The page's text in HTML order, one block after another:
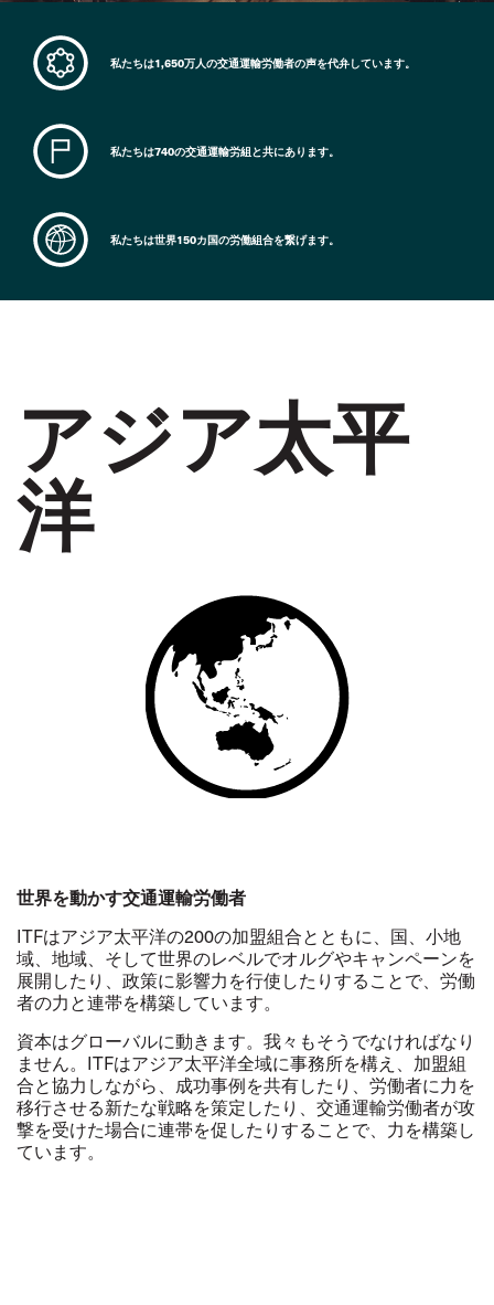
私たちは1,650万人の交通運輸労働者の声を代弁しています。
私たちは740の交通運輸労組と共にあります。
私たちは世界150カ国の労働組合を繋げます。
アジア太平
洋
世界を動かす交通運輸労働者
ITFはアジア太平洋の200の加盟組合とともに、国、小地
域、地域、そして世界のレベルでオルグやキャンペーンを
展開したり、政策に影響力を行使したりすることで、労働
者の力と連帯を構築しています。
資本はグローバルに動きます。我々もそうでなければなり
ません。ITFはアジア太平洋全域に事務所を構え、加盟組
合と協力しながら、成功事例を共有したり、労働者に力を
移行させる新たな戦略を策定したり、交通運輸労働者が攻
撃を受けた場合に連帯を促したりすることで、力を構築し
ています。